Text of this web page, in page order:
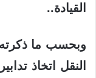
القيادة..
وبحسب ما ذكرته
النقل اتخاذ